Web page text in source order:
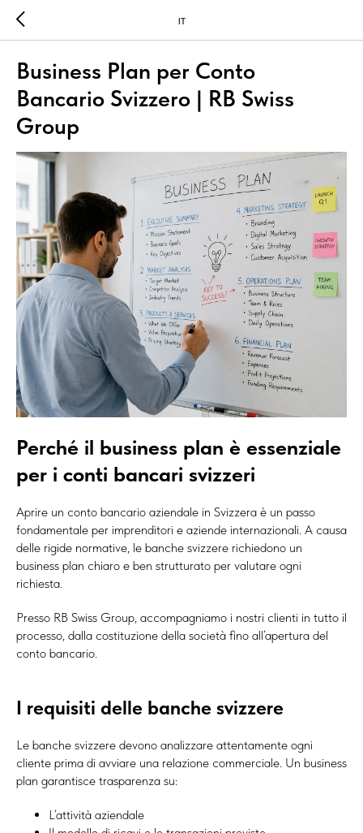
IT
Business Plan per Conto
Bancario Svizzero | RB Swiss
Group
Perché il business plan è essenziale
per i conti bancari svizzeri
Aprire un conto bancario aziendale in Svizzera è un passo
fondamentale per imprenditori e aziende internazionali. A causa
delle rigide normative, le banche svizzere richiedono un
business plan chiaro e ben strutturato per valutare ogni
richiesta.
Presso RB Swiss Group, accompagniamo i nostri clienti in tutto il
processo, dalla costituzione della società fino all’apertura del
conto bancario.
I requisiti delle banche svizzere
Le banche svizzere devono analizzare attentamente ogni
cliente prima di avviare una relazione commerciale. Un business
plan garantisce trasparenza su:
L’attività aziendale